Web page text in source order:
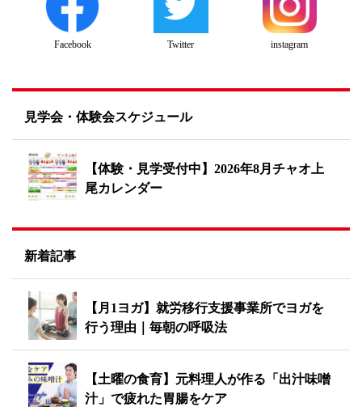
Facebook Twitter instagram
見学会・体験会スケジュール
【体験・見学受付中】2026年8月チャオ上
尾カレンダー
新着記事
【月1ヨガ】就労移行支援事業所でヨガを
行う理由｜毎朝の呼吸法
【土曜の食育】元料理人が作る「出汁味噌
汁」で疲れた胃腸をケア